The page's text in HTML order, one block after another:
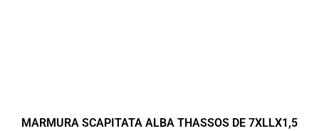
MARMURA SCAPITATA ALBA THASSOS DE 7XLLX1,5